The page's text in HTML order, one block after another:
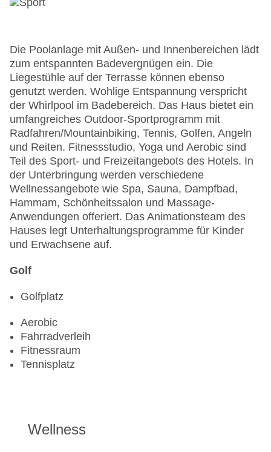
Die Poolanlage mit Außen- und Innenbereichen lädt
zum entspannten Badevergnügen ein. Die
Liegestühle auf der Terrasse können ebenso
genutzt werden. Wohlige Entspannung verspricht
der Whirlpool im Badebereich. Das Haus bietet ein
umfangreiches Outdoor-Sportprogramm mit
Radfahren/Mountainbiking, Tennis, Golfen, Angeln
und Reiten. Fitnessstudio, Yoga und Aerobic sind
Teil des Sport- und Freizeitangebots des Hotels. In
der Unterbringung werden verschiedene
Wellnessangebote wie Spa, Sauna, Dampfbad,
Hammam, Schönheitssalon und Massage-
Anwendungen offeriert. Das Animationsteam des
Hauses legt Unterhaltungsprogramme für Kinder
und Erwachsene auf.
Golf
Golfplatz
Aerobic
Fahrradverleih
Fitnessraum
Tennisplatz
Wellness